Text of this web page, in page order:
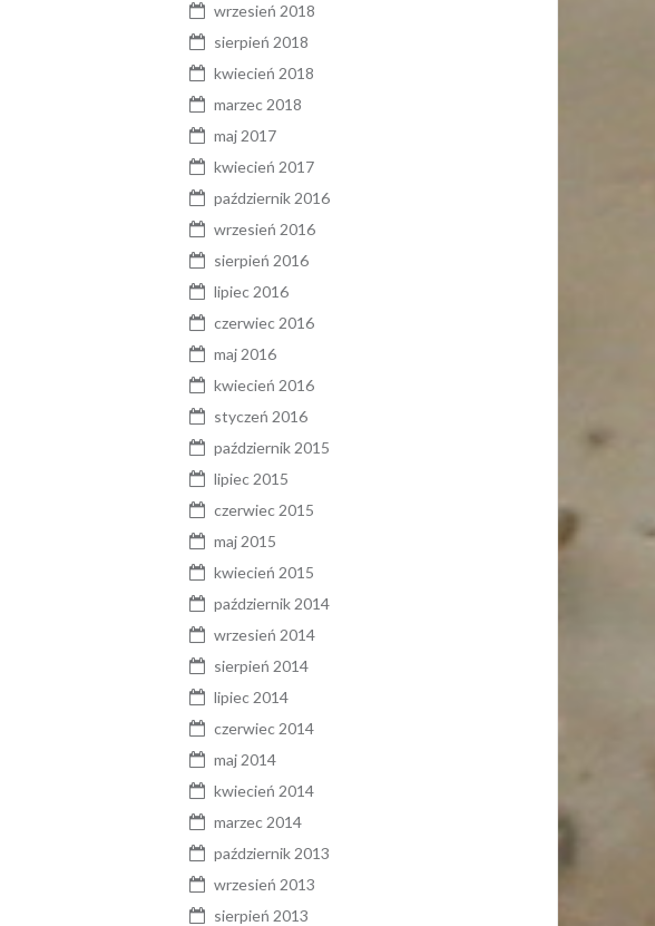
wrzesień 2018
sierpień 2018
kwiecień 2018
marzec 2018
maj 2017
kwiecień 2017
październik 2016
wrzesień 2016
sierpień 2016
lipiec 2016
czerwiec 2016
maj 2016
kwiecień 2016
styczeń 2016
październik 2015
lipiec 2015
czerwiec 2015
maj 2015
kwiecień 2015
październik 2014
wrzesień 2014
sierpień 2014
lipiec 2014
czerwiec 2014
maj 2014
kwiecień 2014
marzec 2014
październik 2013
wrzesień 2013
sierpień 2013